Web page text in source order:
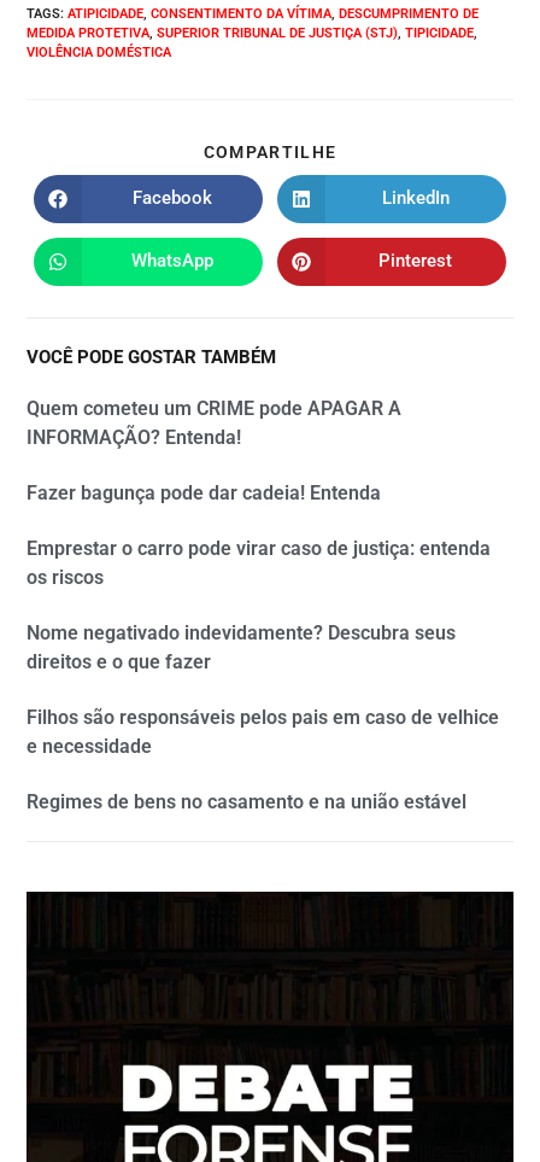
TAGS:ATIPICIDADE, CONSENTIMENTO DA VÍTIMA, DESCUMPRIMENTO DE
MEDIDA PROTETIVA, SUPERIOR TRIBUNAL DE JUSTIÇA (STJ), TIPICIDADE,
VIOLÊNCIA DOMÉSTICA
COMPARTILHE
Facebook LinkedIn
WhatsApp Pinterest
VOCÊ PODE GOSTAR TAMBÉM
Quem cometeu um CRIME pode APAGAR A
INFORMAÇÃO? Entenda!
Fazer bagunça pode dar cadeia! Entenda
Emprestar o carro pode virar caso de justiça: entenda
os riscos
Nome negativado indevidamente? Descubra seus
direitos e o que fazer
Filhos são responsáveis pelos pais em caso de velhice
e necessidade
Regimes de bens no casamento e na união estável